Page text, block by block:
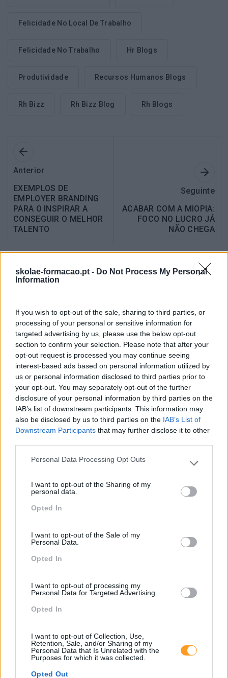
skolae-formacao.pt - Do Not Process My Personal
Information
If you wish to opt-out of the sale, sharing to third parties, or
processing of your personal or sensitive information for
targeted advertising by us, please use the below opt-out
section to confirm your selection. Please note that after your
opt-out request is processed you may continue seeing
interest-based ads based on personal information utilized by
us or personal information disclosed to third parties prior to
your opt-out. You may separately opt-out of the further
disclosure of your personal information by third parties on the
IAB’s list of downstream participants. This information may
also be disclosed by us to third parties on the IAB’s List of
Downstream Participants that may further disclose it to other
Please note that this website/app uses one or more Google
not limited to your visit or usage behaviour. You may click to
grant or deny consent to Google and its third-party tags to
use your data for below specified purposes in below Google
Personal Data Processing Opt Outs
I want to opt-out of the Sharing of my
personal data.
Opted In
I want to opt-out of the Sale of my
Personal Data.
Opted In
I want to opt-out of processing my
Personal Data for Targeted Advertising.
Opted In
I want to opt-out of Collection, Use,
Retention, Sale, and/or Sharing of my
Personal Data that Is Unrelated with the
Purposes for which it was collected.
Opted Out
Felicidade No Local De Trabalho
Felicidade No Trabalho Hr Blogs
Produtividade Recursos Humanos Blogs
Rh Bizz Rh Bizz Blog Rh Blogs
Anterior
EXEMPLOS DE
EMPLOYER BRANDING
PARA O INSPIRAR A
CONSEGUIR O MELHOR
TALENTO
Seguinte
ACABAR COM A MIOPIA:
FOCO NO LUCRO JÁ
NÃO CHEGA
Cultura Emocional Da
Empresa E A Relação
Com A Saúde Mental E A
Produtividade
Fazer Viver Os Valores Da
Organização Em Todas
As Gerações
Pesquisa
Categorias Blog
Aprendizagem
Artigo De Opinião